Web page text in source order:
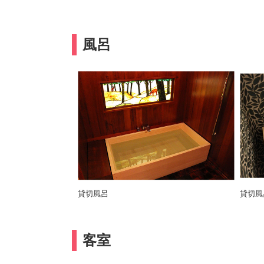
風呂
貸切風呂 貸切
客室